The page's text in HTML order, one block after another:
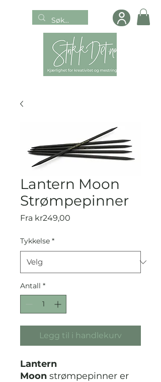
Lantern Moon
Strømpepinner
Fra kr249,00
Tykkelse *
Antall *
Legg til i handlekurv
Lantern
Moon strømpepinner er